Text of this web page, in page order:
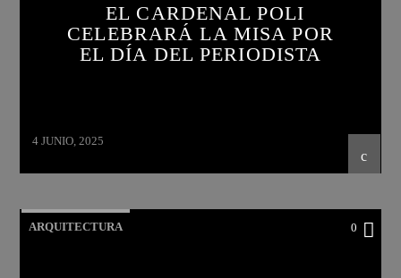
EL CARDENAL POLI
CELEBRARÁ LA MISA POR
EL DÍA DEL PERIODISTA
4 JUNIO, 2025
ARQUITECTURA 0